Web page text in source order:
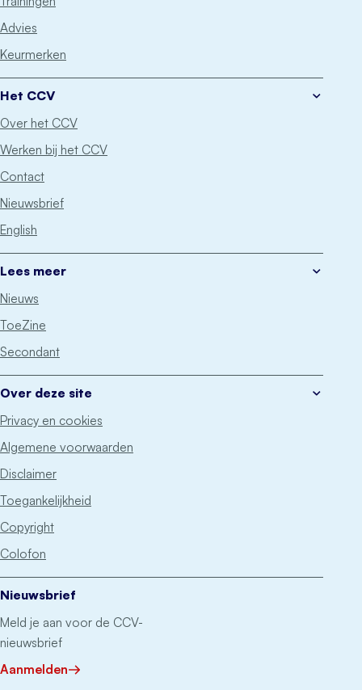
Advies
Keurmerken
Het CCV
Over het CCV
Werken bij het CCV
Contact
Nieuwsbrief
English
Lees meer
Nieuws
ToeZine
Secondant
Over deze site
Privacy en cookies
Algemene voorwaarden
Disclaimer
Toegankelijkheid
Copyright
Colofon
Nieuwsbrief
Meld je aan voor de CCV-
nieuwsbrief
Aanmelden